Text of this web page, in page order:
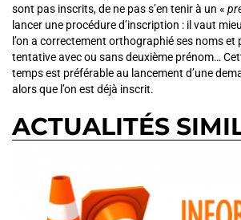
sont pas inscrits, de ne pas s’en tenir à un «
lancer une procédure d’inscription : il vaut
l’on a correctement orthographié ses noms et
tentative avec ou sans deuxième prénom…
temps est préférable au lancement d’une
alors que l’on est déjà inscrit.
ACTUALITÉS